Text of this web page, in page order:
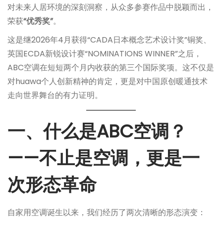
对未来人居环境的深刻洞察，从众多参赛作品中脱颖而出，
荣获“优秀奖”。
这是继2026年4月获得“CADA日本概念艺术设计奖”铜奖、
英国ECDA新锐设计赛“NOMINATIONS WINNER”之后，
ABC空调在短短两个月内收获的第三个国际奖项。这不仅是
对huawa个人创新精神的肯定，更是对中国原创暖通技术
走向世界舞台的有力证明。
一、什么是ABC空调？
——不止是空调，更是一
次形态革命
自家用空调诞生以来，我们经历了两次清晰的形态演变：